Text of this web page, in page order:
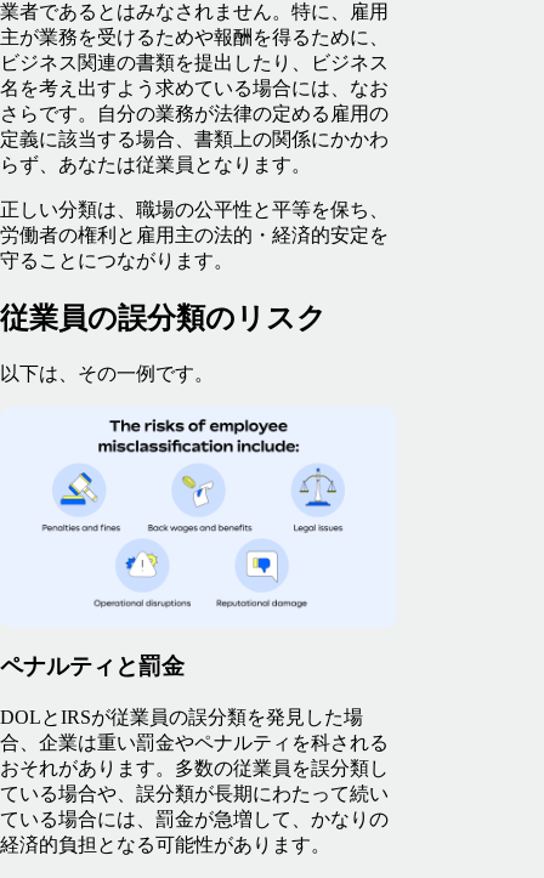
業者であるとはみなされません。特に、雇用
主が業務を受けるためや報酬を得るために、
ビジネス関連の書類を提出したり、ビジネス
名を考え出すよう求めている場合には、なお
さらです。自分の業務が法律の定める雇用の
定義に該当する場合、書類上の関係にかかわ
らず、あなたは従業員となります。
正しい分類は、職場の公平性と平等を保ち、
労働者の権利と雇用主の法的・経済的安定を
守ることにつながります。
従業員の誤分類のリスク
以下は、その一例です。
ペナルティと罰金
DOLとIRSが従業員の誤分類を発見した場
合、企業は重い罰金やペナルティを科される
おそれがあります。多数の従業員を誤分類し
ている場合や、誤分類が長期にわたって続い
ている場合には、罰金が急増して、かなりの
経済的負担となる可能性があります。